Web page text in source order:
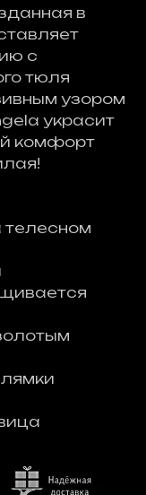
в
с
тюля
узором
украсит
комфорт